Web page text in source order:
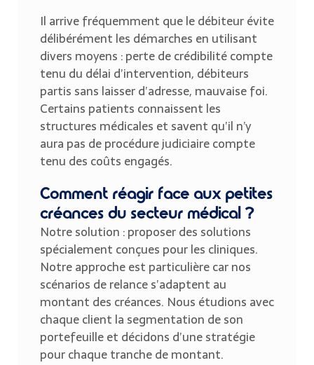
Il arrive fréquemment que le débiteur évite
délibérément les démarches en utilisant
divers moyens : perte de crédibilité compte
tenu du délai d’intervention, débiteurs
partis sans laisser d’adresse, mauvaise foi.
Certains patients connaissent les
structures médicales et savent qu’il n’y
aura pas de procédure judiciaire compte
tenu des coûts engagés.
Comment réagir face aux petites
créances du secteur médical ?
Notre solution : proposer des solutions
spécialement conçues pour les cliniques.
Notre approche est particulière car nos
scénarios de relance s’adaptent au
montant des créances. Nous étudions avec
chaque client la segmentation de son
portefeuille et décidons d’une stratégie
pour chaque tranche de montant.